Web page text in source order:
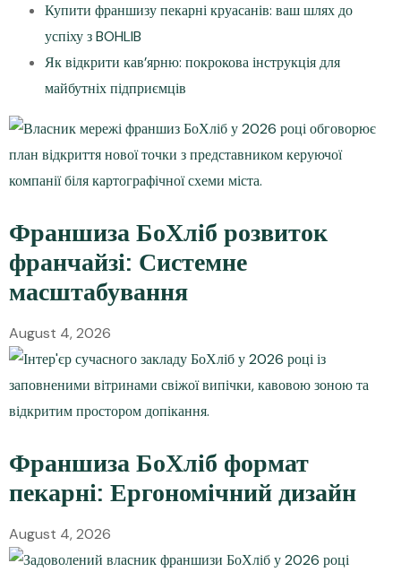
Купити франшизу пекарні круасанів: ваш шлях до
успіху з BOHLIB
Як відкрити кав’ярню: покрокова інструкція для
майбутніх підприємців
Франшиза БоХліб розвиток
франчайзі: Системне
масштабування
August 4, 2026
Франшиза БоХліб формат
пекарні: Ергономічний дизайн
August 4, 2026